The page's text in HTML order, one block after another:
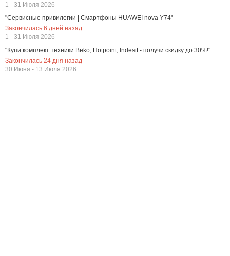
1 - 31 Июля 2026
"Сервисные привилегии | Смартфоны HUAWEI nova Y74"
Закончилась 6 дней назад
1 - 31 Июля 2026
"Купи комплект техники Beko, Hotpoint, Indesit - получи скидку до 30%!"
Закончилась 24 дня назад
30 Июня - 13 Июля 2026